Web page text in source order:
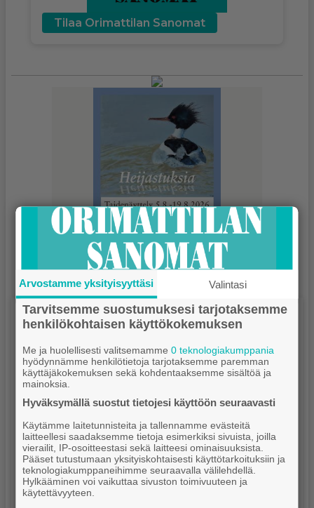
Tilaa Orimattilan Sanomat
Näköislehti
Arvostamme yksityisyyttäsi Valintasi
Tarvitsemme suostumuksesi tarjotaksemme
henkilökohtaisen käyttökokemuksen
Me ja huolellisesti valitsemamme0 teknologiakumppania
hyödynnämme henkilötietoja tarjotaksemme paremman
käyttäjäkokemuksen sekä kohdentaaksemme sisältöä ja
mainoksia.
Hyväksymällä suostut tietojesi käyttöön seuraavasti
Käytämme laitetunnisteita ja tallennamme evästeitä
laitteellesi saadaksemme tietoja esimerkiksi sivuista, joilla
vierailit, IP-osoitteestasi sekä laitteesi ominaisuuksista.
Pääset tutustumaan yksityiskohtaisesti käyttötarkoituksiin ja
teknologiakumppaneihimme seuraavalla välilehdellä.
Hylkääminen voi vaikuttaa sivuston toimivuuteen ja
käytettävyyteen.